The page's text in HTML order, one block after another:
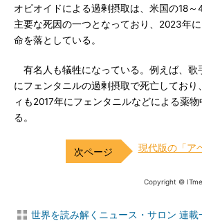
オピオイドによる過剰摂取は、米国の18
主要な死因の一つとなっており、2023年
命を落としている。
有名人も犠牲になっている。例えば、歌
にフェンタニルの過剰摂取で死亡しており
ィも2017年にフェンタニルなどによる薬
る。
現代版の「ア
Copyright ©
世界を読み解くニュース・サロン 連載